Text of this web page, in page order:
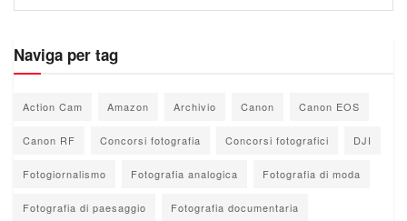
Naviga per tag
Action Cam Amazon Archivio Canon Canon EOS
Canon RF Concorsi fotografia Concorsi fotografici DJI
Fotogiornalismo Fotografia analogica Fotografia di moda
Fotografia di paesaggio Fotografia documentaria